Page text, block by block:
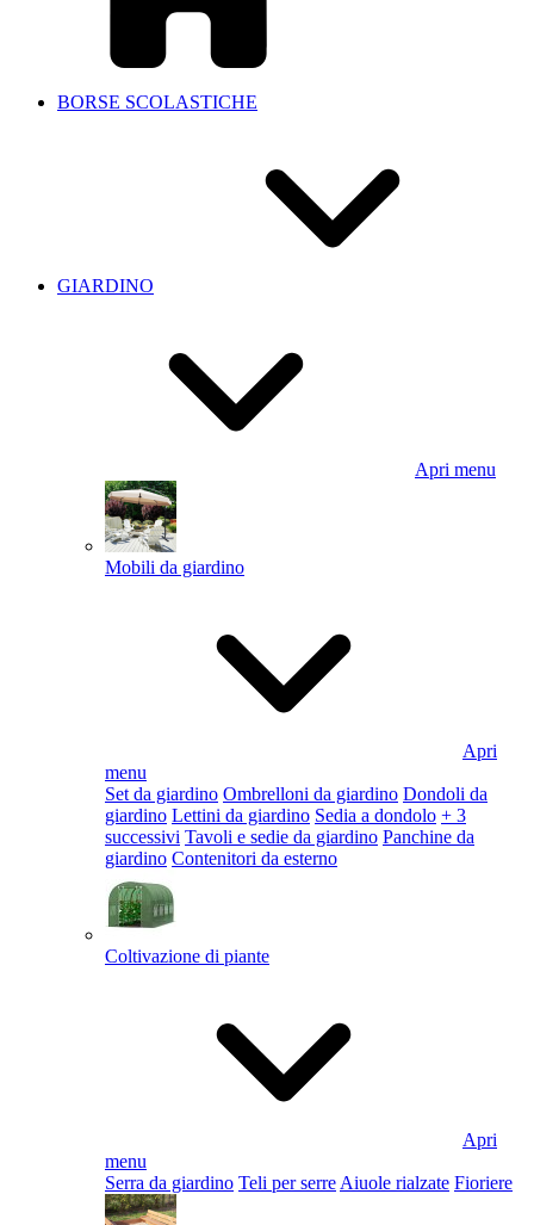
BORSE SCOLASTICHE
GIARDINO
Apri menu
Mobili da giardino
Apri
menu
Set da giardino Ombrelloni da giardino Dondoli da
giardino Lettini da giardino Sedia a dondolo + 3
successivi Tavoli e sedie da giardino Panchine da
giardino Contenitori da esterno
Coltivazione di piante
Apri
menu
Serra da giardino Teli per serre Aiuole rialzate Fioriere